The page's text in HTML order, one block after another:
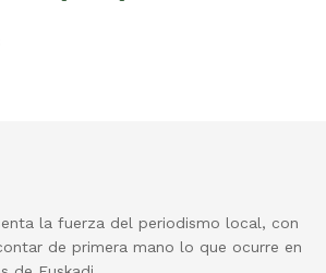
la fuerza del periodismo local, con
de primera mano lo que ocurre en